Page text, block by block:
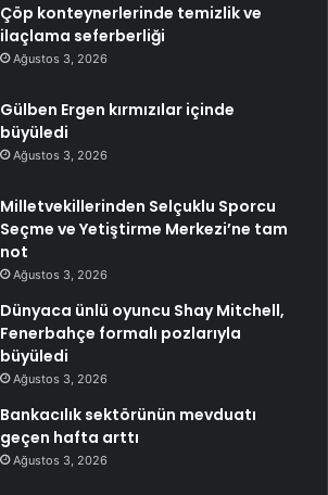
Çöp konteynerlerinde temizlik ve
ilaçlama seferberliği
Ağustos 3, 2026
Gülben Ergen kırmızılar içinde
büyüledi
Ağustos 3, 2026
Milletvekillerinden Selçuklu Sporcu
Seçme ve Yetiştirme Merkezi’ne tam
not
Ağustos 3, 2026
Dünyaca ünlü oyuncu Shay Mitchell,
Fenerbahçe formalı pozlarıyla
büyüledi
Ağustos 3, 2026
Bankacılık sektörünün mevduatı
geçen hafta arttı
Ağustos 3, 2026